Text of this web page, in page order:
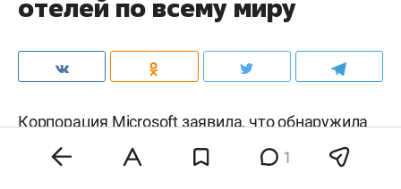
отелей по всему миру
Корпорация Microsoftзаявила, что обнаружила
кампанию кибератак на гостевые сети Wi-Fi в
1